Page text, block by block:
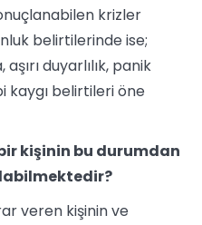
krizler
belirtilerinde ise;
duyarlılık, panik
kaygı belirtileri öne
kişinin bu durumdan
veren kişinin ve